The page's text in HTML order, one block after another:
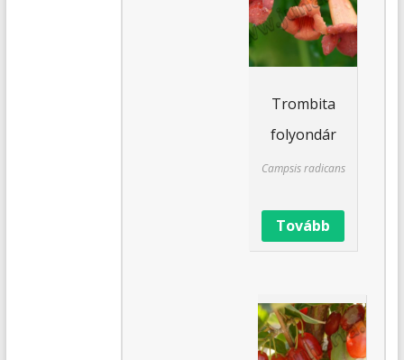
Trombita
folyondár
Campsis radicans
Tovább